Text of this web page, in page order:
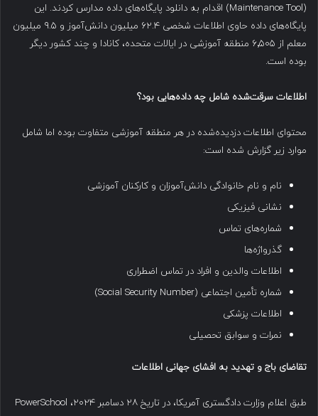
(Maintenance Tool) اقدام به دانلود پایگاه‌های داده مدارس کردند. این
پایگاه‌های داده حاوی اطلاعات شخصی ۶۲.۴ میلیون دانش‌آموز و ۹.۵ میلیون
معلم از ۶٬۵۰۵ منطقه آموزشی در ایالات متحده، کانادا و چند کشور دیگر
بوده است.
اطلاعات سرقت‌شده شامل چه داده‌هایی بود؟
محتوای اطلاعات دزدیده‌شده در هر منطقه آموزشی متفاوت بوده اما شامل
موارد زیر گزارش شده است:
نام و نام خانوادگی دانش‌آموزان و کارکنان آموزشی
نشانی فیزیکی
شماره‌های تماس
گذرواژه‌ها
اطلاعات والدین و افراد در تماس اضطراری
شماره تأمین اجتماعی (Social Security Number)
اطلاعات پزشکی
نمرات و سوابق تحصیلی
تقاضای باج‌ و تهدید به افشای جهانی اطلاعات
طبق اعلام وزارت دادگستری آمریکا، در تاریخ ۲۸ دسامبر ۲۰۲۴، PowerSchool